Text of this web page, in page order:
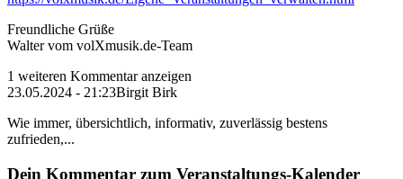
Freundliche Grüße
Walter vom volXmusik.de-Team
1 weiteren Kommentar anzeigen
23.05.2024 - 21:23Birgit Birk
Wie immer, übersichtlich, informativ, zuverlässig bestens
zufrieden,...
Dein Kommentar zum Veranstaltungs-Kalender